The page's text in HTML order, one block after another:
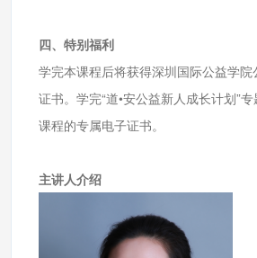
四、特别福利
学完本课程后将获得深圳国际公益学
证书。学完“道•安公益新人成长计划”
课程的专属电子证书。
主讲人介绍